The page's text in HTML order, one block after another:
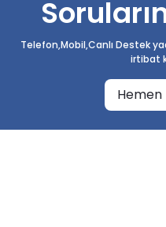
Telefon,Mobil,Canlı Destek
irtibat
Hemen